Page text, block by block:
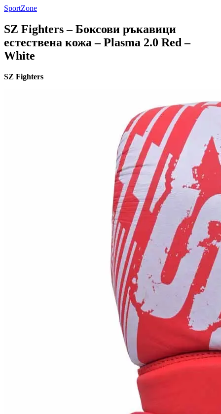
SportZone
SZ Fighters – Боксови ръкавици
естествена кожа – Plasma 2.0 Red –
White
SZ Fighters